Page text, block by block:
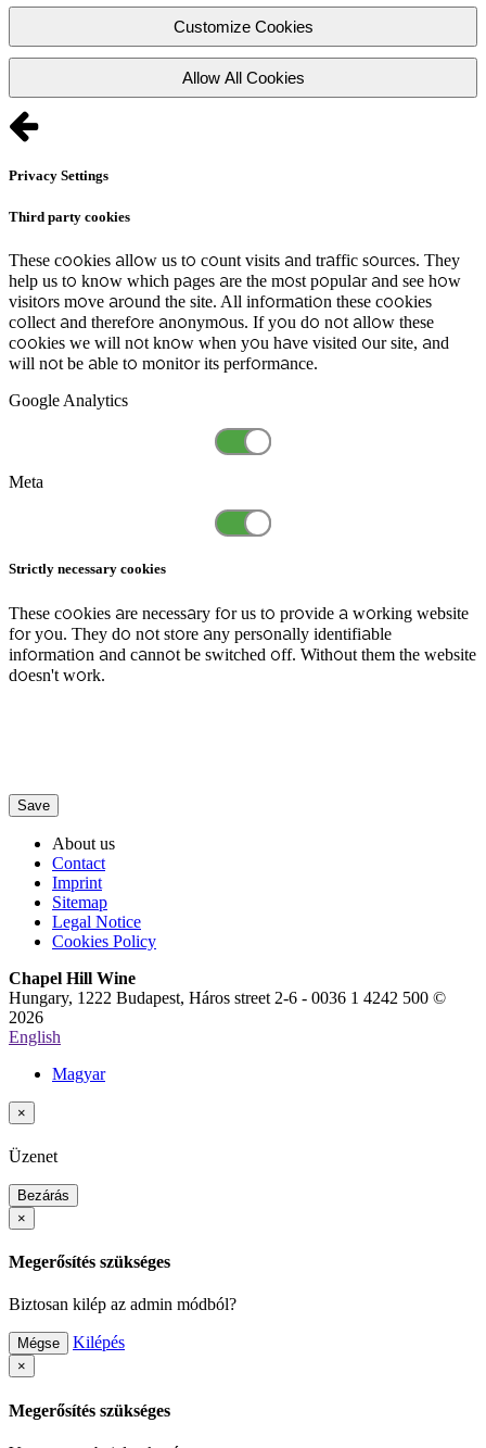
Customize Cookies
Allow All Cookies
Privacy Settings
Third party cookies
These cookies allow us to count visits and traffic sources. They
help us to know which pages are the most popular and see how
visitors move around the site. All information these cookies
collect and therefore anonymous. If you do not allow these
cookies we will not know when you have visited our site, and
will not be able to monitor its performance.
Google Analytics
Meta
Strictly necessary cookies
These cookies are necessary for us to provide a working website
for you. They do not store any personally identifiable
information and cannot be switched off. Without them the website
doesn't work.
Save
About us
Contact
Imprint
Sitemap
Legal Notice
Cookies Policy
Chapel Hill Wine
Hungary, 1222 Budapest, Háros street 2-6 - 0036 1 4242 500 ©
2026
English
Magyar
×
Üzenet
Bezárás
×
Megerősítés szükséges
Biztosan kilép az admin módból?
Mégse Kilépés
×
Megerősítés szükséges